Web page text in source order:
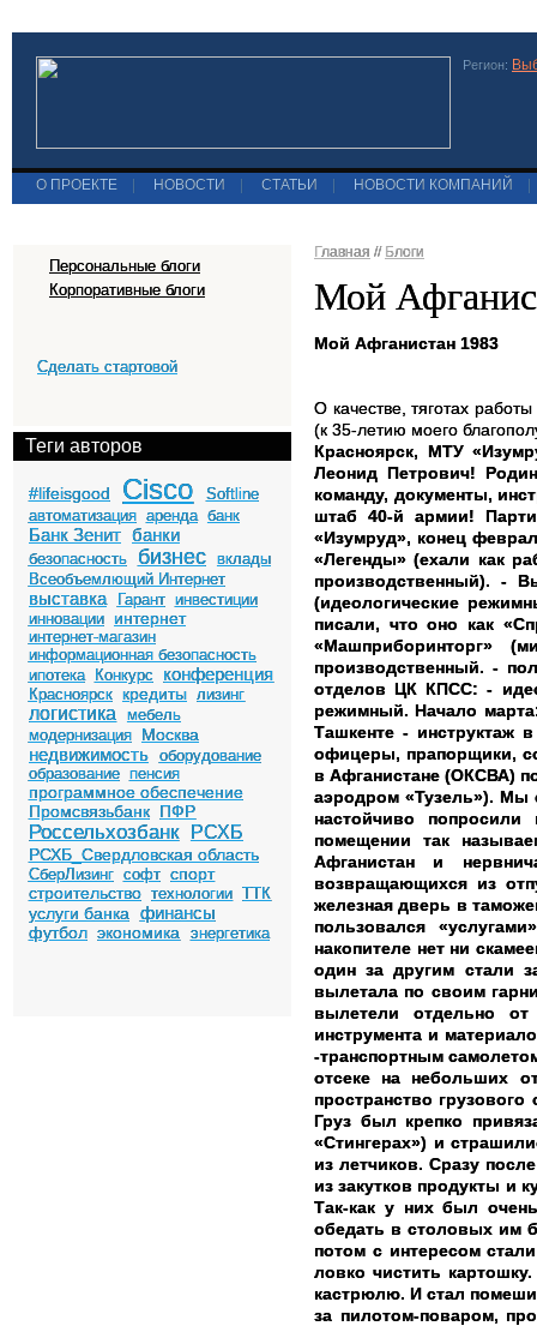
Регион:
О ПРОЕКТЕ НОВОСТИ СТАТЬИ НОВОСТИ КОМПАНИЙ
Персональные блоги
Корпоративные блоги
Сделать стартовой
Теги авторов
#lifeisgood Cisco
Softline
автоматизация аренда банк
Банк Зенит банки
безопасность бизнес
вклады
Всеобъемлющий Интернет
выставка Гарант инвестиции
инновации
интернет
интернет-магазин
информационная безопасность
ипотека
Конкурс конференция
Красноярск кредиты лизинг
логистика
мебель
модернизация
Москва
недвижимость оборудование
образование пенсия
программное обеспечение
Промсвязьбанк ПФР
Россельхозбанк РСХБ
РСХБ_Свердловская область
СберЛизинг софт спорт
строительство технологии ТТК
услуги банка финансы
футбол экономика энергетика
Главная // Блоги
Мой
Мой Афганистан 1983
О качестве, тяготах
(к 35-летию моего
Красноярск, МТУ
Леонид Петрович!
команду, документы,
штаб 40-й армии!
«Изумруд», конец
«Легенды» (ехали как
производственный). -
(идеологические
писали, что оно как
«Машприборинторг»
производственный. -
отделов ЦК КПСС: -
режимный.Начало
Ташкенте - инструктаж
офицеры, прапорщики,
в Афганистане (ОКСВА)
аэродром «Тузель»). Мы
настойчиво
помещении так
Афганистан и
возвращающихся из
железная дверь в
пользовался
накопителе нет ни
один за другим стали
вылетала по своим
вылетели отдельно
инструмента и
-транспортным
отсеке на небольших
пространство
Груз был крепко
«Стингерах») и
из летчиков. Сразу
из закутков продукты и
Так-как у них был
обедать в столовых им
потом с интересом
ловко чистить
кастрюлю. И стал
за пилотом-поваром,